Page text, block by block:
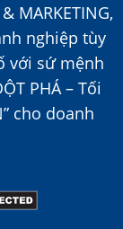
MARKETING,
nghiệp tùy
với sứ mệnh
PHÁ – Tối
cho doanh